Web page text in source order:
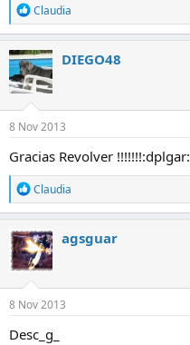
R
e
a
c
c
i
o
n
e
s
:
Claudia
DIEGO48
8 Nov 2013
Gracias Revolver !!!!!!!:dplgar:
R
e
a
c
c
i
o
n
e
s
:
Claudia
agsguar
8 Nov 2013
Desc_g_